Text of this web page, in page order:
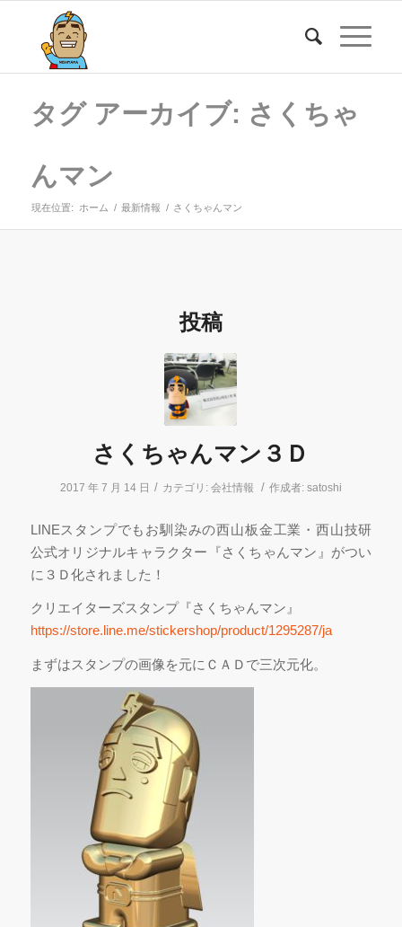
タグ アーカイブ: さくちゃ
んマン
現在位置: ホーム / 最新情報 / さくちゃんマン
投稿
さくちゃんマン３Ｄ
2017 年 7 月 14 日 / カテゴリ: 会社情報 / 作成者: satoshi
LINEスタンプでもお馴染みの西山板金工業・西山技研
公式オリジナルキャラクター『さくちゃんマン』がつい
に３Ｄ化されました！
クリエイターズスタンプ『さくちゃんマン』
https://store.line.me/stickershop/product/1295287/ja
まずはスタンプの画像を元にＣＡＤで三次元化。